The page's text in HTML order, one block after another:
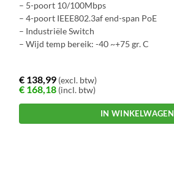
– 5-poort 10/100Mbps
– 4-poort IEEE802.3af end-span PoE
– Industriële Switch
– Wijd temp bereik: -40 ~+75 gr. C
€ 138,99 (excl. btw)
€ 168,18 (incl. btw)
IN WINKELWAGEN